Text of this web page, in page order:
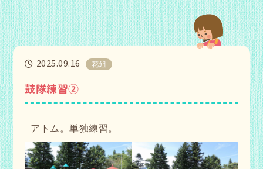
2025.09.16 花組
鼓隊練習②
アトム。単独練習。